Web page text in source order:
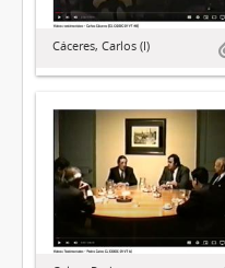
Cáceres, Carlos (I)